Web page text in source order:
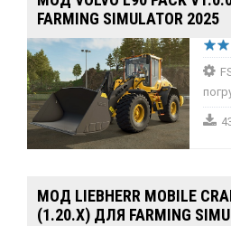
FARMING SIMULATOR 2025
МОД LIEBHERR MOBILE
(1.20.X) ДЛЯ FARMING